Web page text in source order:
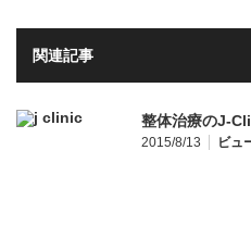
関連記事
整体治療のJ-
2015/8/13 ビュ